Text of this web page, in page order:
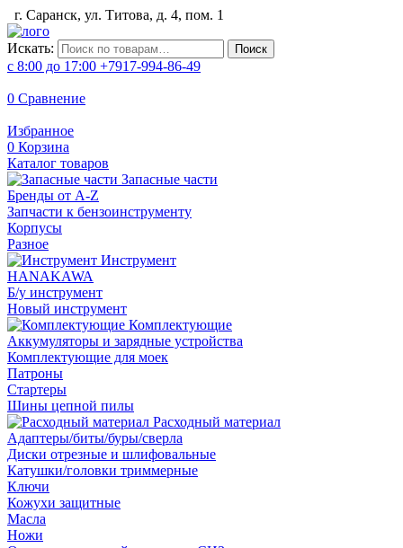
г. Саранск, ул. Титова, д. 4, пом. 1
Искать: Поиск
с 8:00 до 17:00 +7917-994-86-49
0 Сравнение
Избранное
0 Корзина
Каталог товаров
Запасные части
Бренды от A-Z
Запчасти к бензоинструменту
Корпусы
Разное
Инструмент
HANAKAWA
Б/у инструмент
Новый инструмент
Комплектующие
Аккумуляторы и зарядные устройства
Комплектующие для моек
Патроны
Стартеры
Шины цепной пилы
Расходный материал
Адаптеры/биты/буры/сверла
Диски отрезные и шлифовальные
Катушки/головки триммерные
Ключи
Кожухи защитные
Масла
Ножи